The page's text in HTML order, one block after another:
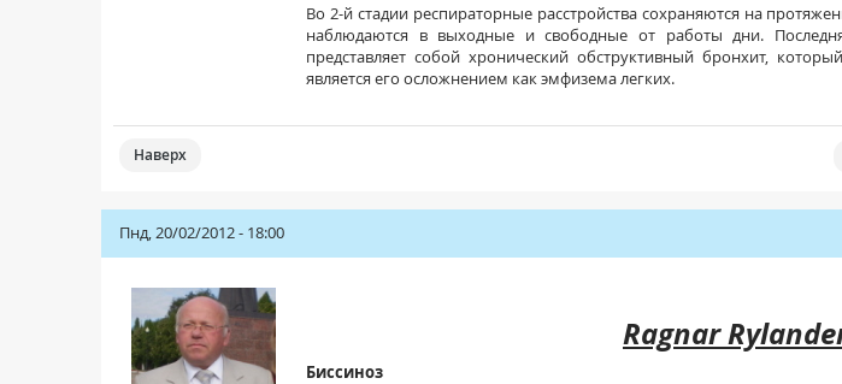
Во 2-й стадии респираторные расстройства сохраняются на
наблюдаются в выходные и свободные от работы дни.
представляет собой хронический обструктивный бронхит,
является его осложнением как эмфизема легких.
Наверх
Пнд, 20/02/2012 - 18:00
Ragnar
Биссиноз